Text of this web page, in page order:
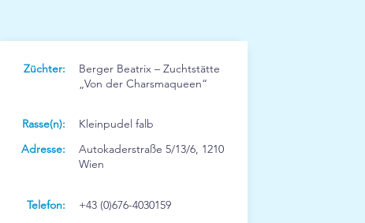
Züchter:
Berger Beatrix – Zuchtstätte
„Von der Charsmaqueen“
Rasse(n):
Adresse:
Kleinpudel falb
Autokaderstraße 5/13/6, 1210
Wien
Telefon:
+43 (0)676-4030159